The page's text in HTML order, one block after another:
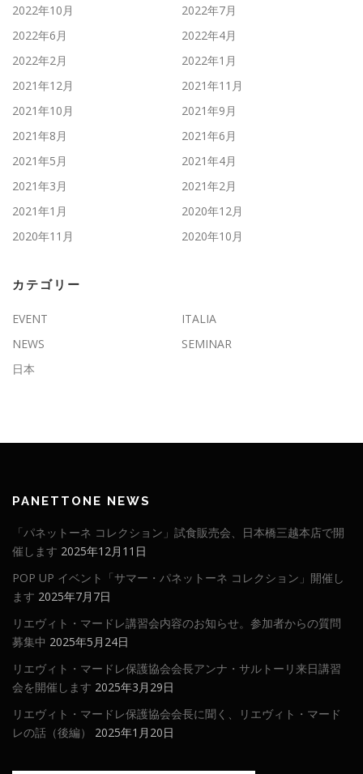
2022年10月
2022年7月
2022年6月
2022年4月
2022年2月
2022年1月
2021年12月
2021年11月
2021年10月
2021年9月
2021年8月
2021年6月
2021年5月
2021年4月
2021年3月
2021年2月
2021年1月
2020年12月
2020年11月
2020年10月
カテゴリー
EVENT
ITALIA
NEWS
SEMINAR
日本
PANETTONE NEWS
「パネットーネ コレクション」試食販売会、日本橋三越本店で開
催します 2025年12月11日
POP UP イベント「サマー・パネットーネ コレクション」開催し
ます 2025年7月7日
リエヴィト・マードレ講習会内容のお知らせ。参加者からの質問
募集中 2025年5月24日
リエヴィト・マードレ保護協会会長アンナ・サルトーリ来日講習
会を開催します 2025年3月29日
リエヴィト・マードレ保護協会会長に聞く、リエヴィト・マード
レの話（後編）
2025年1月20日